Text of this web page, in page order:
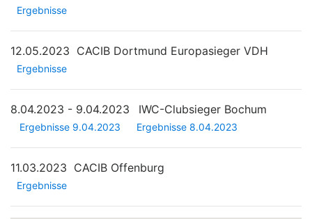
Ergebnisse
12.05.2023 CACIB Dortmund Europasieger VDH
Ergebnisse
8.04.2023 - 9.04.2023 IWC-Clubsieger Bochum
Ergebnisse 9.04.2023 Ergebnisse 8.04.2023
11.03.2023 CACIB Offenburg
Ergebnisse